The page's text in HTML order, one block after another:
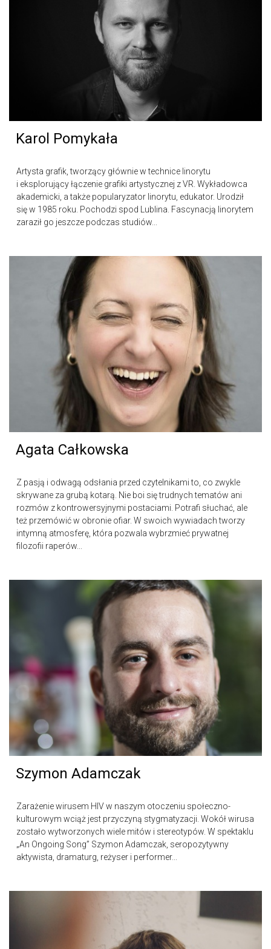
Karol Pomykała
Artysta grafik, tworzący głównie w technice linorytu
i eksplorujący łączenie grafiki artystycznej z VR. Wykładowca
akademicki, a także popularyzator linorytu, edukator. Urodził
się w 1985 roku. Pochodzi spod Lublina. Fascynacją linorytem
zaraził go jeszcze podczas studiów...
Agata Całkowska
Z pasją i odwagą odsłania przed czytelnikami to, co zwykle
skrywane za grubą kotarą. Nie boi się trudnych tematów ani
rozmów z kontrowersyjnymi postaciami. Potrafi słuchać, ale
też przemówić w obronie ofiar. W swoich wywiadach tworzy
intymną atmosferę, która pozwala wybrzmieć prywatnej
filozofii raperów...
Szymon Adamczak
Zarażenie wirusem HIV w naszym otoczeniu społeczno-
kulturowym wciąż jest przyczyną stygmatyzacji. Wokół wirusa
zostało wytworzonych wiele mitów i stereotypów. W spektaklu
„An Ongoing Song” Szymon Adamczak, seropozytywny
aktywista, dramaturg, reżyser i performer...